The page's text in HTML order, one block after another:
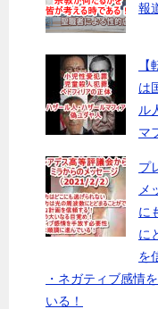
報
は
ル
マ
プ
メ
に
に
を
・ネガティブ感情
いる！